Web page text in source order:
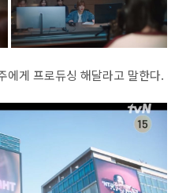
에게 프로듀싱 해달라고 말한다.